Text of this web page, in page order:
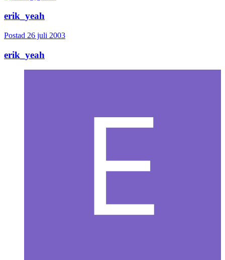
erik_yeah
Postad 26 juli 2003
erik_yeah